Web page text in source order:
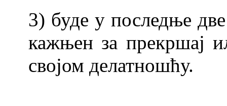
3) буде у последње
кажњен за прекршај
својом делатношћу.